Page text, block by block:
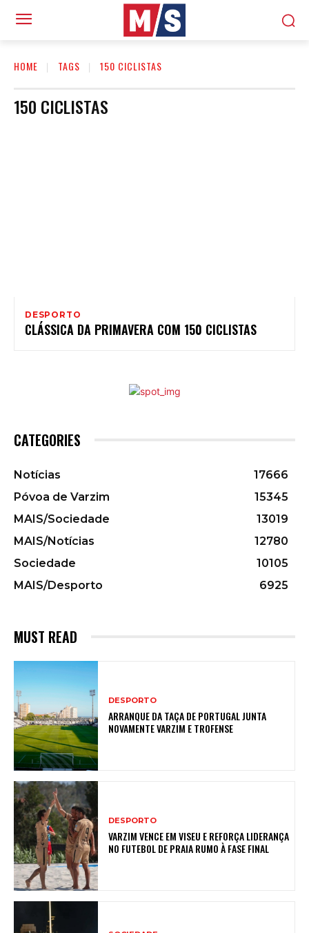
HOME TAGS 150 CICLISTAS
150 CICLISTAS
DESPORTO
CLÁSSICA DA PRIMAVERA COM 150 CICLISTAS
CATEGORIES
Notícias
17666
Póvoa de Varzim
15345
MAIS/Sociedade
13019
MAIS/Notícias
12780
Sociedade
10105
MAIS/Desporto
6925
MUST READ
DESPORTO
ARRANQUE DA TAÇA DE PORTUGAL JUNTA
NOVAMENTE VARZIM E TROFENSE
DESPORTO
VARZIM VENCE EM VISEU E REFORÇA LIDERANÇA
NO FUTEBOL DE PRAIA RUMO À FASE FINAL